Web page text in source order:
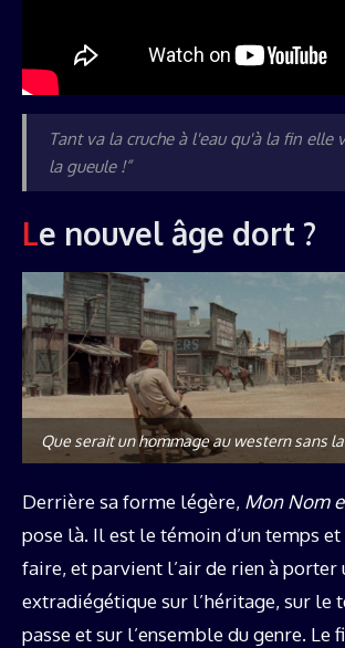
Tant va la cruche à l'eau qu'à la fin elle
la gueule !”
Le nouvel âge dort ?
Que serait un hommage au western sans
Derrière sa forme légère, Mon Nom
pose là. Il est le témoin d’un temps et
faire, et parvient l’air de rien à porter
extradiégétique sur l’héritage, sur le
passe et sur l’ensemble du genre. Le